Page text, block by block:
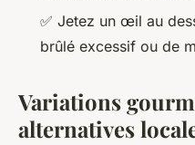
✅ Jetez un œil au
brûlé excessif ou de
Variations
alternatives